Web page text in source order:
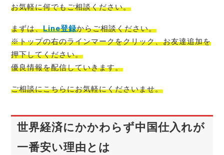
お気軽に何でもご相談ください。
まずは、Line登録からご相談ください。
※トップの右のラインマークをクリック、お友達追加を
押下してください。
優良情報を配信していきます。
ご相談にこちらにお気軽にくださいませ。
世界経済にかかわらず中国仕入れが
一番安い理由とは